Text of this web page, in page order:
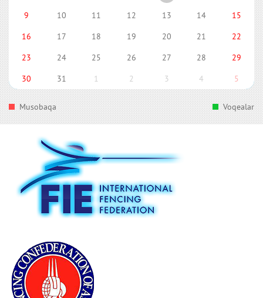
9
10 11 12 13 14
15
16
17 18 19 20 21
22
23
24 25 26 27 28
29
30
31 1 2 3 4 5
Musobaqa Voqealar